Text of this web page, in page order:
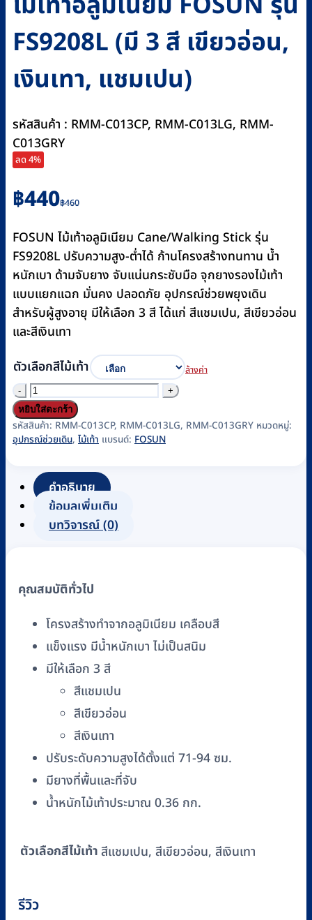
FS9208L (มี 3 สี เขียวอ่อน,
เงินเทา, แชมเปน)
รหัสสินค้า : RMM-C013CP, RMM-C013LG, RMM-
C013GRY
ลด 4%
฿460
Original
price
was:
฿460.
฿440
Current
price
is:
฿440.
FOSUN ไม้เท้าอลูมิเนียม Cane/Walking Stick รุ่น
FS9208L ปรับความสูง-ต่ำได้ ก้านโครงสร้างทนทาน น้ำ
หนักเบา ด้ามจับยาง จับแน่นกระชับมือ จุกยางรองไม้เท้า
แบบแยกแฉก มั่นคง ปลอดภัย อุปกรณ์ช่วยพยุงเดิน
สำหรับผู้สูงอายุ มีให้เลือก 3 สี ได้แก่ สีแชมเปน, สีเขียวอ่อน
และสีเงินเทา
ตัวเลือกสีไม้เท้า
ล้างค่า
จำนวน
ไม้
เท้า
อลู
เนียม
FOSUN
สี
เขียว
อ่อน,
เงิน
เทา,
หยิบใส่ตะกร้า
รหัสสินค้า: RMM-C013CP, RMM-C013LG, RMM-C013GRY หมวดหมู่:
อุปกรณ์ช่วยเดิน, ไม้เท้า แบรนด์: FOSUN
คำอธิบาย
ข้อมูลเพิ่มเติม
บทวิจารณ์ (0)
คุณสมบัติทั่วไป
โครงสร้างทำจากอลูมิเนียม เคลือบสี
แข็งแรง มีน้ำหนักเบา ไม่เป็นสนิม
มีให้เลือก 3 สี
สีแชมเปน
สีเขียวอ่อน
สีเงินเทา
ปรับระดับความสูงได้ตั้งแต่ 71-94 ซม.
มียางที่พื้นและที่จับ
น้ำหนักไม้เท้าประมาณ 0.36 กก.
ตัวเลือกสีไม้เท้าสีแชมเปน, สีเขียวอ่อน, สีเงินเทา
รีวิว